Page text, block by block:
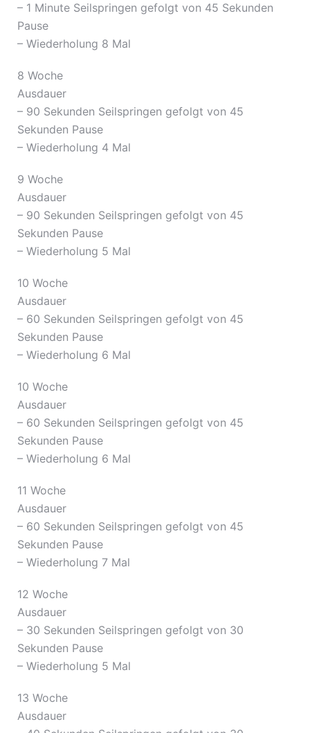
– 1 Minute Seilspringen gefolgt von 45 Sekunden
Pause
– Wiederholung 8 Mal
8 Woche
Ausdauer
– 90 Sekunden Seilspringen gefolgt von 45
Sekunden Pause
– Wiederholung 4 Mal
9 Woche
Ausdauer
– 90 Sekunden Seilspringen gefolgt von 45
Sekunden Pause
– Wiederholung 5 Mal
10 Woche
Ausdauer
– 60 Sekunden Seilspringen gefolgt von 45
Sekunden Pause
– Wiederholung 6 Mal
10 Woche
Ausdauer
– 60 Sekunden Seilspringen gefolgt von 45
Sekunden Pause
– Wiederholung 6 Mal
11 Woche
Ausdauer
– 60 Sekunden Seilspringen gefolgt von 45
Sekunden Pause
– Wiederholung 7 Mal
12 Woche
Ausdauer
– 30 Sekunden Seilspringen gefolgt von 30
Sekunden Pause
– Wiederholung 5 Mal
13 Woche
Ausdauer